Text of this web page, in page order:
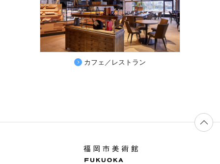
カフェ／レストラン